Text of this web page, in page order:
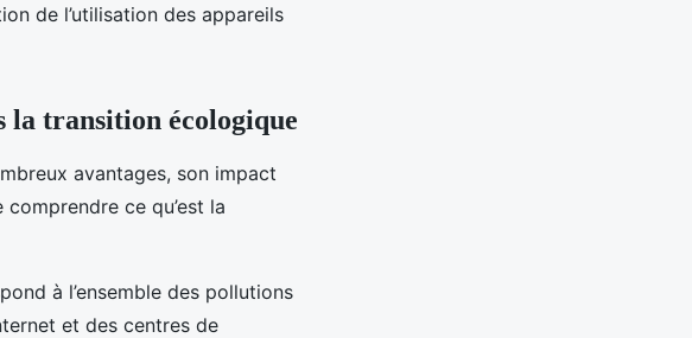
de l’utilisation des appareils
la transition écologique
avantages, son impact
ce qu’est la
à l’ensemble des pollutions
et des centres de